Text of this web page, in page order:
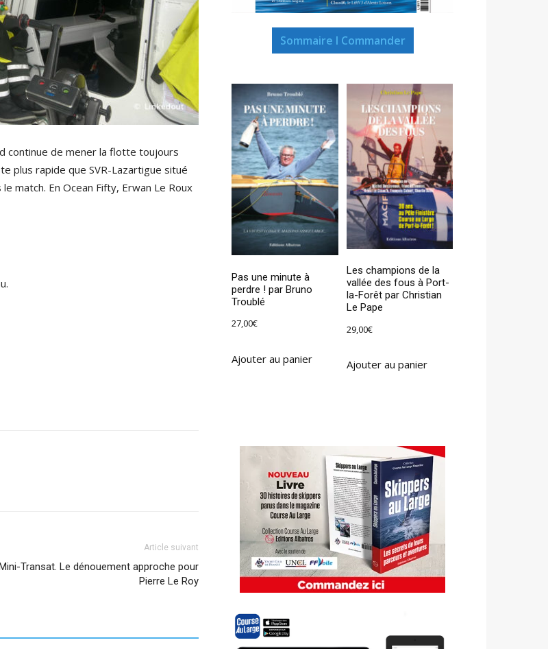
continue de mener la flotte toujours
plus rapide que SVR-Lazartigue situé
match. En Ocean Fifty, Erwan Le Roux
Article suivant
Transat. Le dénouement approche pour
Pierre Le Roy
Sommaire I Commander
Pas une minute à
perdre ! par Bruno
Troublé
27,00€
Ajouter au panier
Les champions de la
vallée des fous à Port-
la-Forêt par Christian
Le Pape
29,00€
Ajouter au panier